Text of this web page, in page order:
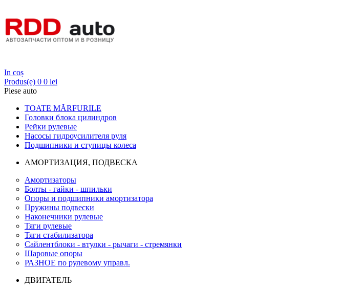
In coș
Produs(e) 0 0 lei
Piese auto
TOATE MĂRFURILE
Головки блока цилиндров
Рейки рулевые
Насосы гидроусилителя руля
Подшипники и ступицы колеса
АМОРТИЗАЦИЯ, ПОДВЕСКА
Амортизаторы
Болты - гайки - шпильки
Опоры и подшипники амортизатора
Пружины подвески
Наконечники рулевые
Тяги рулевые
Тяги стабилизатора
Сайлентблоки - втулки - рычаги - стремянки
Шаровые опоры
РАЗНОЕ по рулевому управл.
ДВИГАТЕЛЬ